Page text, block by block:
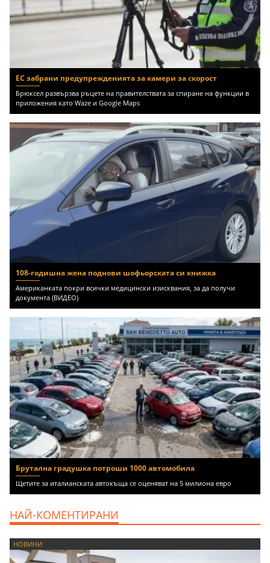
ЕС забрани предупрежденията за камери за скорост
Брюксел развързва ръцете на правителствата за спиране на функции в
приложения като Waze и Google Maps
108-годишна жена поднови шофьорската си книжка
Американката покри всички медицински изисквания, за да получи
документа (ВИДЕО)
Брутална градушка потроши 1000 автомобила
Щетите за италианската автокъща се оценяват на 5 милиона евро
НАЙ-КОМЕНТИРАНИ
НОВИНИ